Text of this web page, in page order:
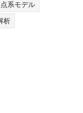
系モデル
析